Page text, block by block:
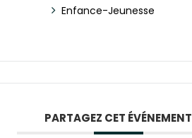
Enfance-Jeunesse
PARTAGEZ CET ÉVÉNEMENT